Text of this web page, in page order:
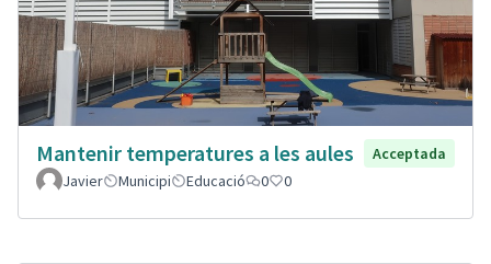
Mantenir temperatures a les aules
Acceptada
Javier
Municipi Educació 0 0